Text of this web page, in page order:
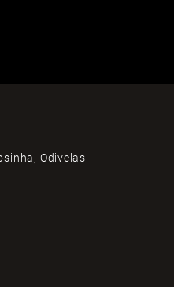
Odivelas